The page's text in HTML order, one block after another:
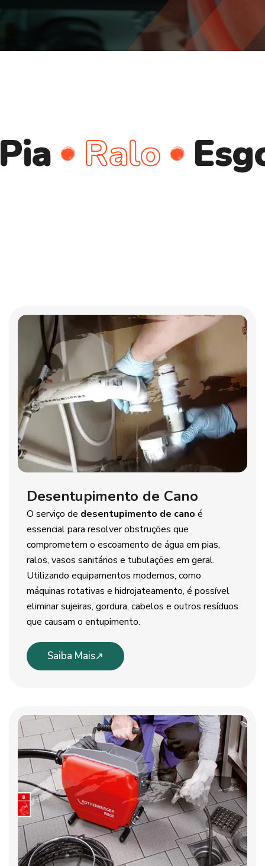
Ralo Esgoto
Desentupimento de Cano
O serviço de desentupimento de cano é
essencial para resolver obstruções que
comprometem o escoamento de água em pias,
ralos, vasos sanitários e tubulações em geral.
Utilizando equipamentos modernos, como
máquinas rotativas e hidrojateamento, é possível
eliminar sujeiras, gordura, cabelos e outros resíduos
que causam o entupimento.
Saiba Mais